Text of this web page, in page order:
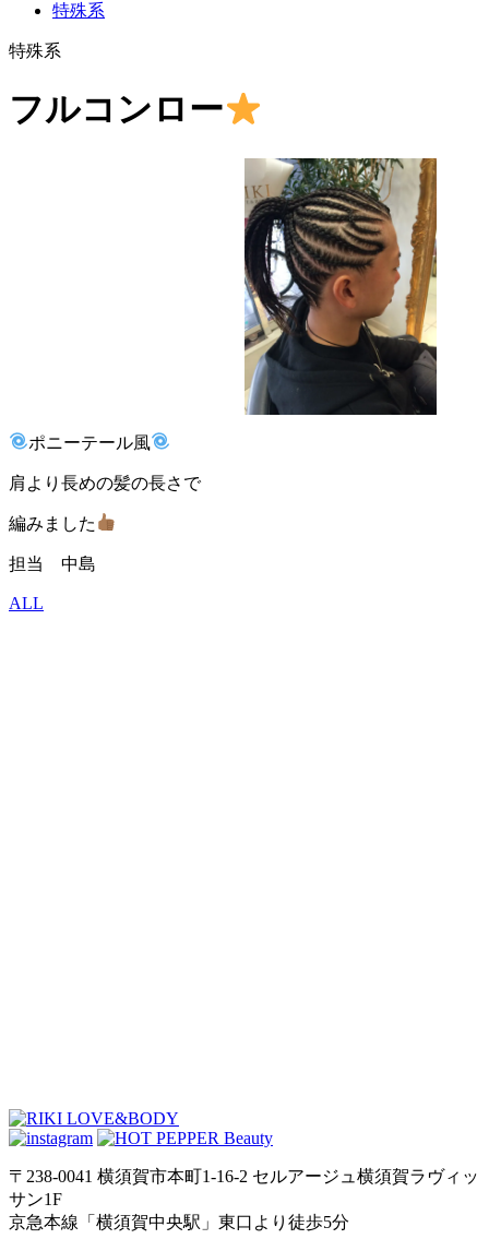
特殊系
特殊系
フルコンロー
ポニーテール風
肩より長めの髪の長さで
編みました
担当 中島
ALL
〒238-0041 横須賀市本町1-16-2 セルアージュ横須賀ラヴィッ
サン1F
京急本線「横須賀中央駅」東口より徒歩5分